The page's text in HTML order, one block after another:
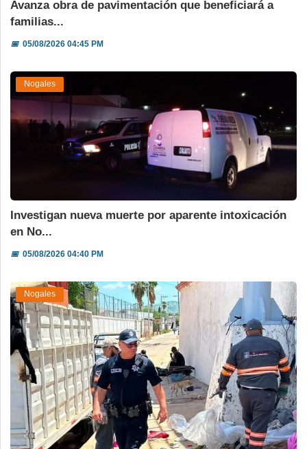
Avanza obra de pavimentación que beneficiará a
familias...
📅05/08/2026 04:45 PM
Nogales
Investigan nueva muerte por aparente intoxicación
en No...
📅05/08/2026 04:40 PM
Nogales